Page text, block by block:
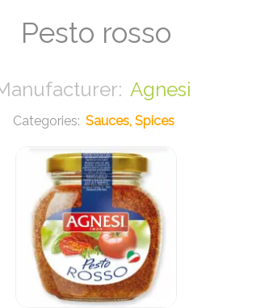
Pesto rosso
Agnesi
Sauces, Spices